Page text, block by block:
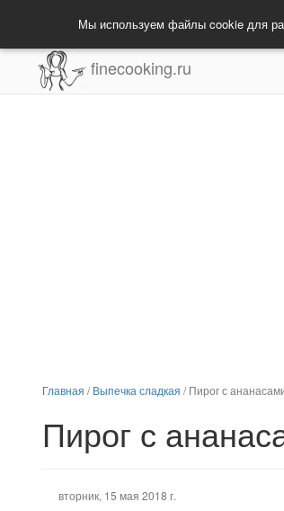
Мы используем файлы cookie для
finecooking.ru
Главная /Выпечка сладкая /Пирог с
Пирог с
вторник, 15 мая 2018 г.